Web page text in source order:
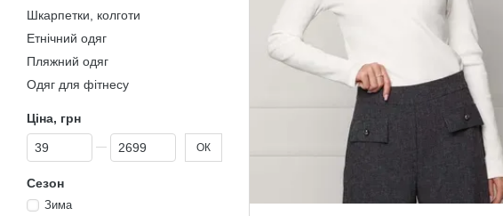
Шкарпетки, колготи
Етнічний одяг
Пляжний одяг
Одяг для фітнесу
Ціна, грн
Від Ціна, грн
До Ціна, грн ОК
Сезон
Зима